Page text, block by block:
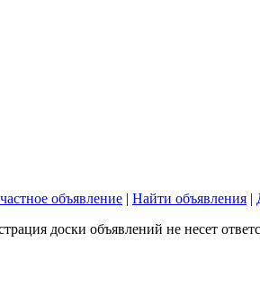
объявление | Найти объявления |
доски объявлений не несет